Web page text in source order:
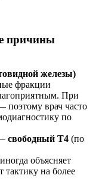
причины
железы)
фракции
При
врач часто
по
свободный Т4 (по
объясняет
тактику на более